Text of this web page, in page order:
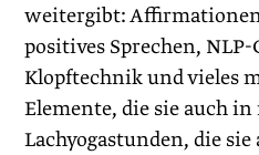
weitergibt:
positives Sprechen, NLP-
Klopftechnik und ­vieles
Elemente, die sie auch
Lachyogastunden, die